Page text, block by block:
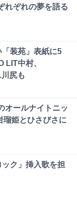
れぞれの夢を語る
装苑」表紙に5
LIT中村、
尻も
オールナイトニッ
瑠姫とひさびさに
ク」挿入歌を担